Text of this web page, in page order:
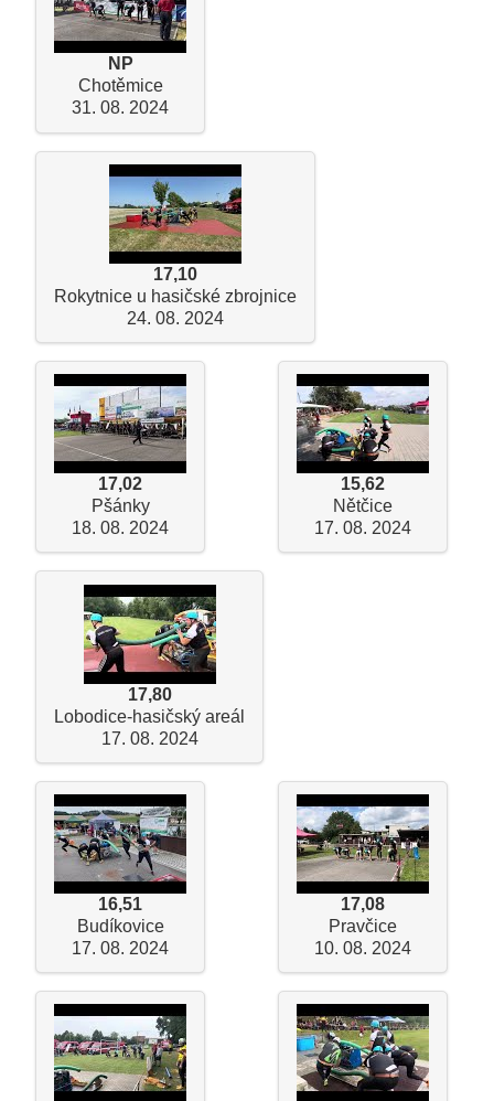
NP
Chotěmice
31. 08. 2024
17,10
Rokytnice u hasičské zbrojnice
24. 08. 2024
17,02
Pšánky
18. 08. 2024
15,62
Nětčice
17. 08. 2024
17,80
Lobodice-hasičský areál
17. 08. 2024
16,51
Budíkovice
17. 08. 2024
17,08
Pravčice
10. 08. 2024